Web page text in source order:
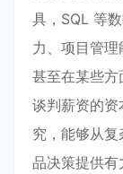
具，SQL 等
力、项目管理
甚至在某些
谈判薪资的
究，能够从
品决策提供